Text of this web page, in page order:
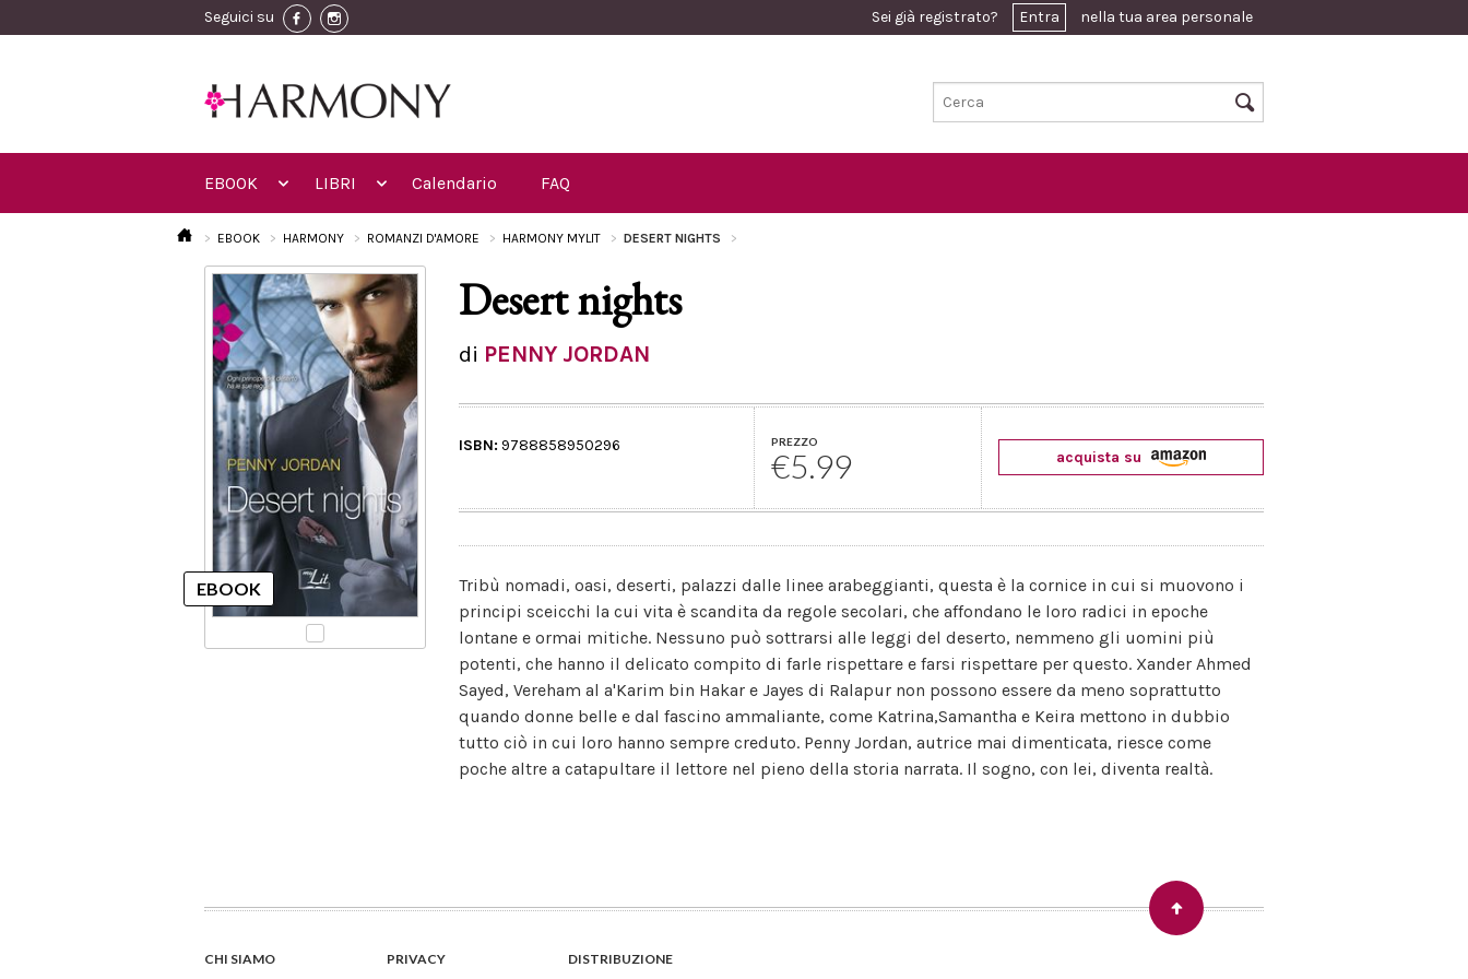
Seguici su Sei già registrato? Entra nella tua area personale
EBOOK LIBRI Calendario FAQ
EBOOK HARMONY ROMANZI D'AMORE HARMONY MYLIT DESERT NIGHTS
Desert nights
di PENNY JORDAN
ISBN: 9788858950296 PREZZO
€5.99 acquista su
Tribù nomadi, oasi, deserti, palazzi dalle linee arabeggianti, questa è la cornice in cui si muovono i
principi sceicchi la cui vita è scandita da regole secolari, che affondano le loro radici in epoche
lontane e ormai mitiche. Nessuno può sottrarsi alle leggi del deserto, nemmeno gli uomini più
potenti, che hanno il delicato compito di farle rispettare e farsi rispettare per questo. Xander Ahmed
Sayed, Vereham al a'Karim bin Hakar e Jayes di Ralapur non possono essere da meno soprattutto
quando donne belle e dal fascino ammaliante, come Katrina,Samantha e Keira mettono in dubbio
tutto ciò in cui loro hanno sempre creduto. Penny Jordan, autrice mai dimenticata, riesce come
poche altre a catapultare il lettore nel pieno della storia narrata. Il sogno, con lei, diventa realtà.
CHI SIAMO
PRIVACY
DISTRIBUZIONE